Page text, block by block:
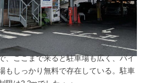
、ここまで来ると駐車場も広く、バイ
もしっかり無料で存在している。駐車